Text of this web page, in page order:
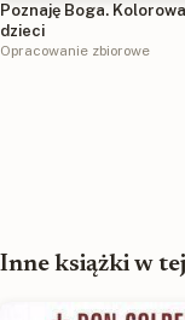
Poznaję Boga.
dzieci
Opracowanie zbiorowe
Inne książki w